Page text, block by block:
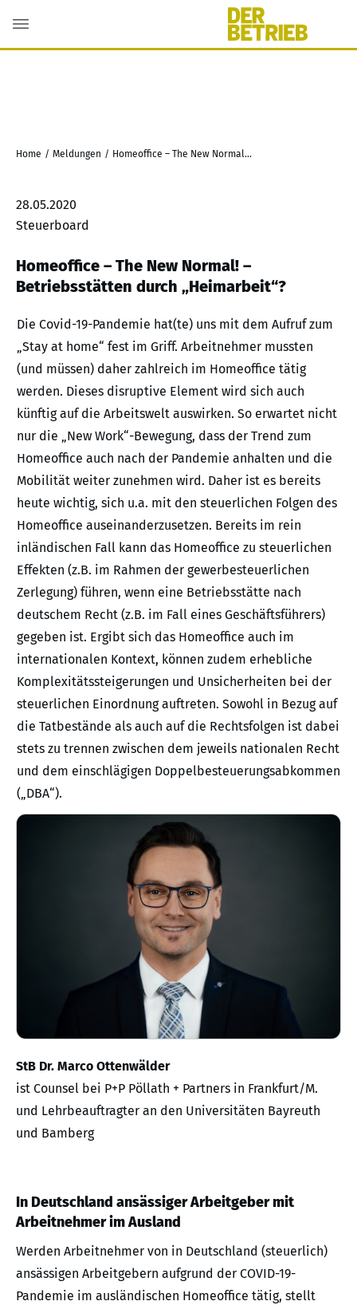
Home / Meldungen / Homeoffice – The New Normal! – Betriebsstätten durch „Heimarbeit“?
28.05.2020
Steuerboard
Homeoffice – The New Normal! –
Betriebsstätten durch „Heimarbeit“?
Die Covid-19-Pandemie hat(te) uns mit dem Aufruf zum
„Stay at home“ fest im Griff. Arbeitnehmer mussten
(und müssen) daher zahlreich im Homeoffice tätig
werden. Dieses disruptive Element wird sich auch
künftig auf die Arbeitswelt auswirken. So erwartet nicht
nur die „New Work“-Bewegung, dass der Trend zum
Homeoffice auch nach der Pandemie anhalten und die
Mobilität weiter zunehmen wird. Daher ist es bereits
heute wichtig, sich u.a. mit den steuerlichen Folgen des
Homeoffice auseinanderzusetzen. Bereits im rein
inländischen Fall kann das Homeoffice zu steuerlichen
Effekten (z.B. im Rahmen der gewerbesteuerlichen
Zerlegung) führen, wenn eine Betriebsstätte nach
deutschem Recht (z.B. im Fall eines Geschäftsführers)
gegeben ist. Ergibt sich das Homeoffice auch im
internationalen Kontext, können zudem erhebliche
Komplexitätssteigerungen und Unsicherheiten bei der
steuerlichen Einordnung auftreten. Sowohl in Bezug auf
die Tatbestände als auch auf die Rechtsfolgen ist dabei
stets zu trennen zwischen dem jeweils nationalen Recht
und dem einschlägigen Doppelbesteuerungsabkommen
(„DBA“).
StB Dr. Marco Ottenwälder
ist Counsel bei P+P Pöllath + Partners in Frankfurt/M.
und Lehrbeauftragter an den Universitäten Bayreuth
und Bamberg
In Deutschland ansässiger Arbeitgeber mit
Arbeitnehmer im Ausland
Werden Arbeitnehmer von in Deutschland (steuerlich)
ansässigen Arbeitgebern aufgrund der COVID-19-
Pandemie im ausländischen Homeoffice tätig, stellt